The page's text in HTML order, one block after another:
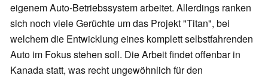
eigenem Auto-Betriebssystem arbeitet. Allerdings ranken
sich noch viele Gerüchte um das Projekt "Titan", bei
welchem die Entwicklung eines komplett selbstfahrenden
Auto im Fokus stehen soll. Die Arbeit findet offenbar in
Kanada statt, was recht ungewöhnlich für den